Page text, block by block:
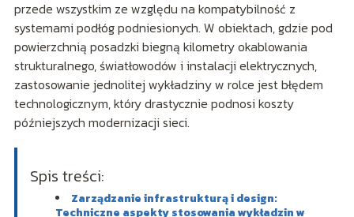
przede wszystkim ze względu na kompatybilność z
systemami podłóg podniesionych. W obiektach, gdzie pod
powierzchnią posadzki biegną kilometry okablowania
strukturalnego, światłowodów i instalacji elektrycznych,
zastosowanie jednolitej wykładziny w rolce jest błędem
technologicznym, który drastycznie podnosi koszty
późniejszych modernizacji sieci.
Spis treści:
Zarządzanie infrastrukturą i design:
Techniczne aspekty stosowania wykładzin w